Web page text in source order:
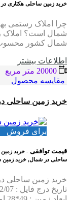
خرید زمین ساحلی هکتاری
چرا املاک رستمی
شمال است؟ املاک
شمال کشور
اطلاعات بيشتر
مقایسه محصول
خرید زمین ساحلی
برای فروش
قیمت توافقی - خرید
ساحلی در شمال, خرید زمین
خرید زمین ساحلی